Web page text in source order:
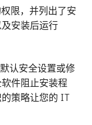
限，并列出了安
安装后运行
认安全设置或修
件阻止安装程
策略让您的 IT